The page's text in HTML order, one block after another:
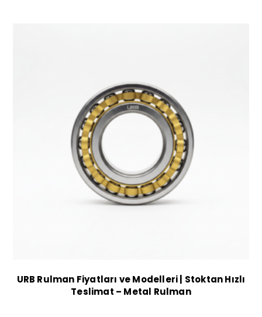
URB Rulman Fiyatları ve Modelleri | Stoktan Hızlı
Teslimat – Metal Rulman